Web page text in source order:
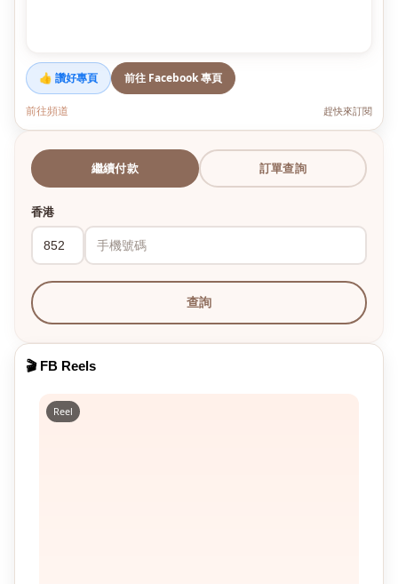
👍 讚好專頁 前往 Facebook 專頁
前往頻道 趕快來訂閱
繼續付款 訂單查詢
香港
查詢
🎬 FB Reels
Reel